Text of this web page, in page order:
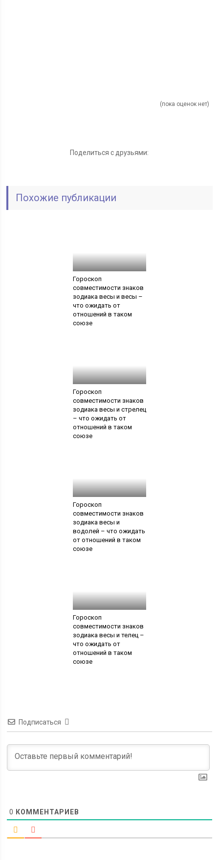
(пока оценок нет)
Поделиться с друзьями:
Похожие публикации
Гороскоп
совместимости знаков
зодиака весы и весы –
что ожидать от
отношений в таком
союзе
Гороскоп
совместимости знаков
зодиака весы и стрелец
– что ожидать от
отношений в таком
союзе
Гороскоп
совместимости знаков
зодиака весы и
водолей – что ожидать
от отношений в таком
союзе
Гороскоп
совместимости знаков
зодиака весы и телец –
что ожидать от
отношений в таком
союзе
Подписаться
0 КОММЕНТАРИЕВ